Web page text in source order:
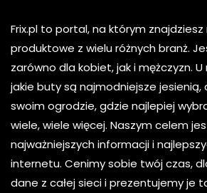
Frix.pl to portal, na którym
produktowe z wielu różnych branż.
zarówno dla kobiet, jak i mężczyzn.
jakie buty są najmodniejsze jesienią,
swoim ogrodzie, gdzie najlepiej
wiele, wiele więcej. Naszym celem
najważniejszych informacji i
internetu. Cenimy sobie twój czas,
dane z całej sieci i prezentujemy je